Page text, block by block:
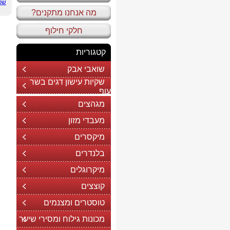
מה אנחנו מתקנים?
חלקי חילוף
קטגוריות
שואבי אבק
שקיות עישון דגים בשר
עוף
מגהצים
מעבדי מזון
מיקסרים
בלנדרים
מיקרוגלים
קוצצים
טוסטרים ומצנמים
מכונות גילוח ומסירי שיער